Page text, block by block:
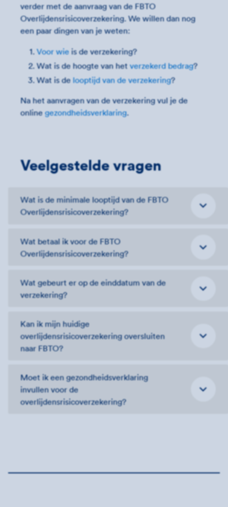
verder met de aanvraag van de FBTO
Overlijdensrisicoverzekering. We willen dan nog
een paar dingen van je weten:
Voor wie is de verzekering?
Wat is de hoogte van hetverzekerd bedrag?
Wat is delooptijd van de verzekering?
Na het aanvragen van de verzekering vul je de
onlinegezondheidsverklaring.
Veelgestelde vragen
Wat is de minimale looptijd van de FBTO
Overlijdensrisicoverzekering?
Wat betaal ik voor de FBTO
Overlijdensrisico­verzekering?
Wat gebeurt er op de einddatum van de
verzekering?
Kan ik mijn huidige
overlijdensrisicoverzekering oversluiten
naar FBTO?
Moet ik een gezondheidsverklaring
invullen voor de
overlijdensrisicoverzekering?